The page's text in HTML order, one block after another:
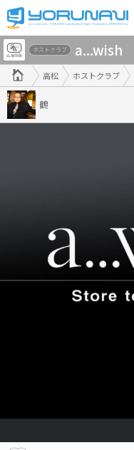
香
川
県
版
高松 ホストクラブ
ホストクラブ a...wish
鶴